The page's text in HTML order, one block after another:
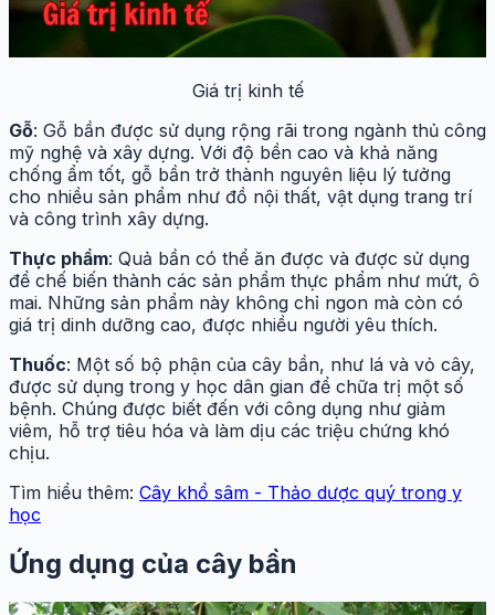
Giá trị kinh tế
Gỗ: Gỗ bần được sử dụng rộng rãi trong ngành thủ công
mỹ nghệ và xây dựng. Với độ bền cao và khả năng
chống ẩm tốt, gỗ bần trở thành nguyên liệu lý tưởng
cho nhiều sản phẩm như đồ nội thất, vật dụng trang trí
và công trình xây dựng.
Thực phẩm: Quả bần có thể ăn được và được sử dụng
để chế biến thành các sản phẩm thực phẩm như mứt, ô
mai. Những sản phẩm này không chỉ ngon mà còn có
giá trị dinh dưỡng cao, được nhiều người yêu thích.
Thuốc: Một số bộ phận của cây bần, như lá và vỏ cây,
được sử dụng trong y học dân gian để chữa trị một số
bệnh. Chúng được biết đến với công dụng như giảm
viêm, hỗ trợ tiêu hóa và làm dịu các triệu chứng khó
chịu.
Tìm hiểu thêm: Cây khổ sâm - Thảo dược quý trong y
học
Ứng dụng của cây bần